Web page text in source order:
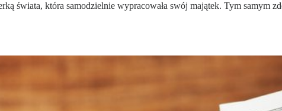
świata, która samodzielnie wypracowała swój majątek. Tym samym